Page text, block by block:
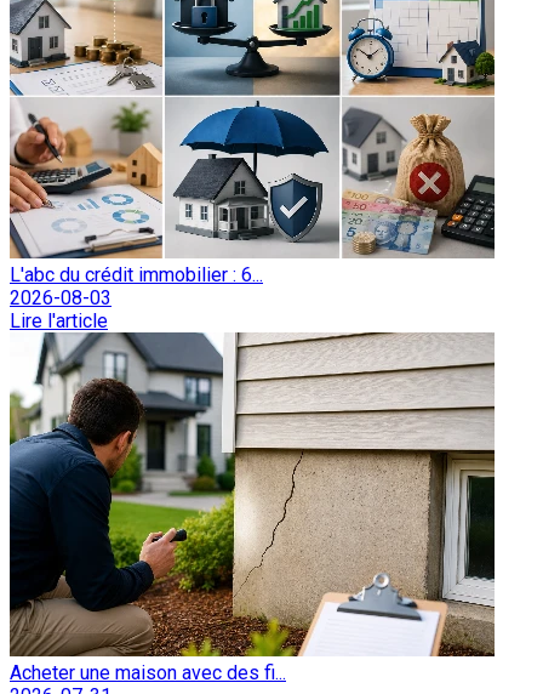
L'abc du crédit immobilier : 6...
2026-08-03
Lire l'article
Acheter une maison avec des fi...